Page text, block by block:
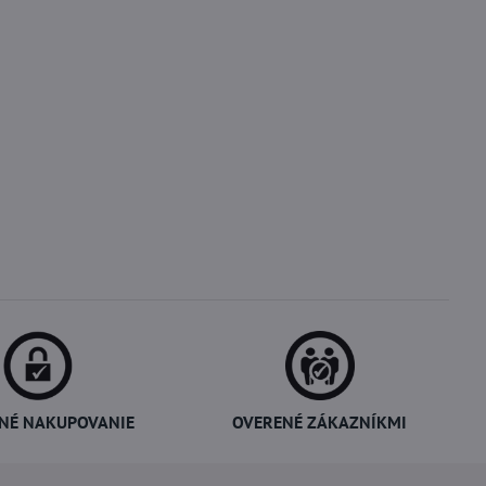
NAKUPOVANIE OVERENÉ ZÁKAZNÍKMI